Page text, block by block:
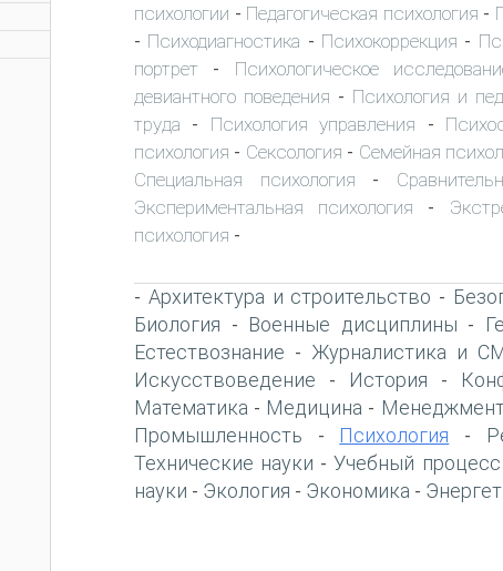
психологии - Педагогическая психология -
- Психодиагностика - Психокоррекция -
портрет - Психологическое
девиантного поведения - Психология и
труда - Психология управления -
психология - Сексология - Семейная
Специальная психология -
Экспериментальная психология -
психология -
- Архитектура и строительство -
Биология - Военные дисциплины -
Естествознание - Журналистика и
Искусствоведение - История -
Математика - Медицина -
Промышленность - Психология -
Технические науки -Учебный процесс
науки - Экология - Экономика -